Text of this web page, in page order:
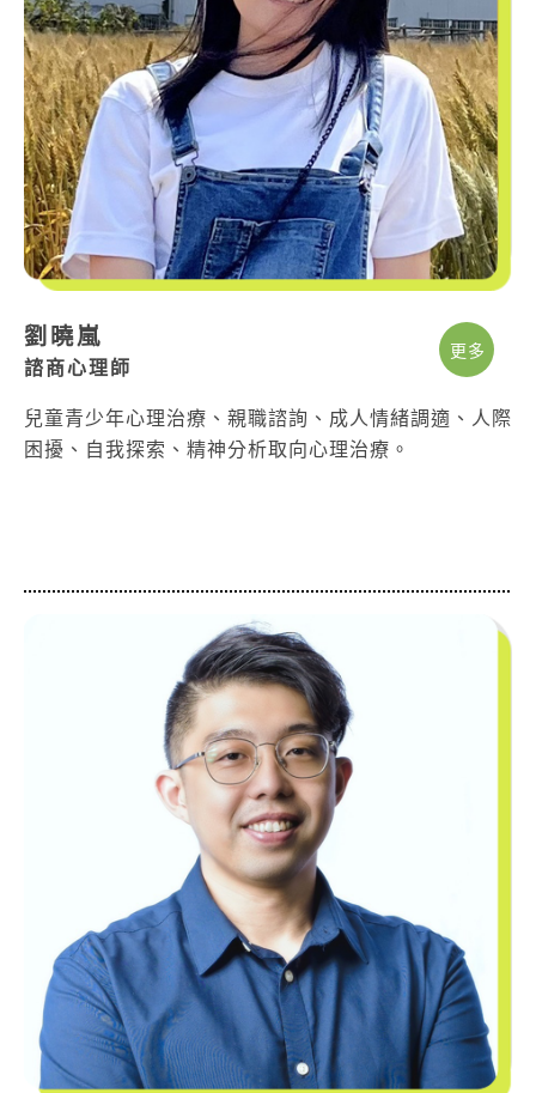
更多
劉曉嵐
諮商心理師
兒童青少年心理治療、親職諮詢、成人情緒調適、人際
困擾、自我探索、精神分析取向心理治療。